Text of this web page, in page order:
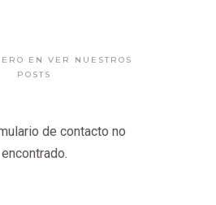
EN VER NUESTROS
POSTS
de contacto no
encontrado.